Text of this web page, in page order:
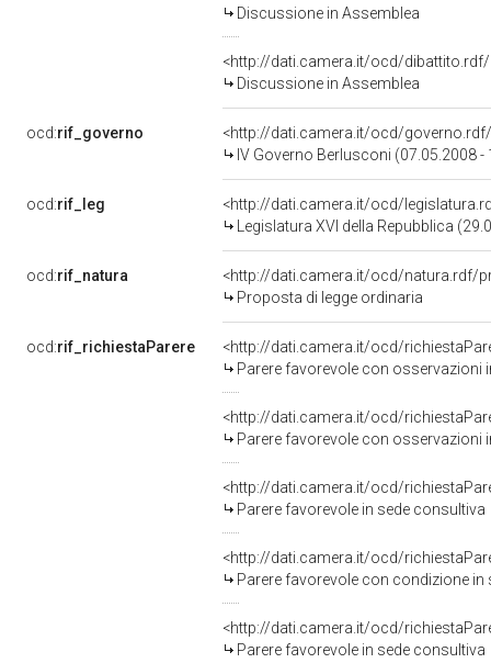
Discussione in Assemblea
<http://dati.camera.it/ocd/dibattito.rdf/
Discussione in Assemblea
ocd:rif_governo
<http://dati.camera.it/ocd/
IV Governo Berlusconi (07.05.2008 -
ocd:rif_leg
<http://dati.camera.it/ocd/
Legislatura XVI della Repubblica
ocd:rif_natura
<http://dati.camera.it/ocd/natura.rdf/
Proposta di legge ordinaria
ocd:rif_richiestaParere
<http://dati.camera.it/ocd/
Parere favorevole con osservazioni
<http://dati.camera.it/ocd/
Parere favorevole con osservazioni
<http://dati.camera.it/ocd/
Parere favorevole in sede consultiva
<http://dati.camera.it/ocd/
Parere favorevole con condizione in
<http://dati.camera.it/ocd/
Parere favorevole in sede consultiva